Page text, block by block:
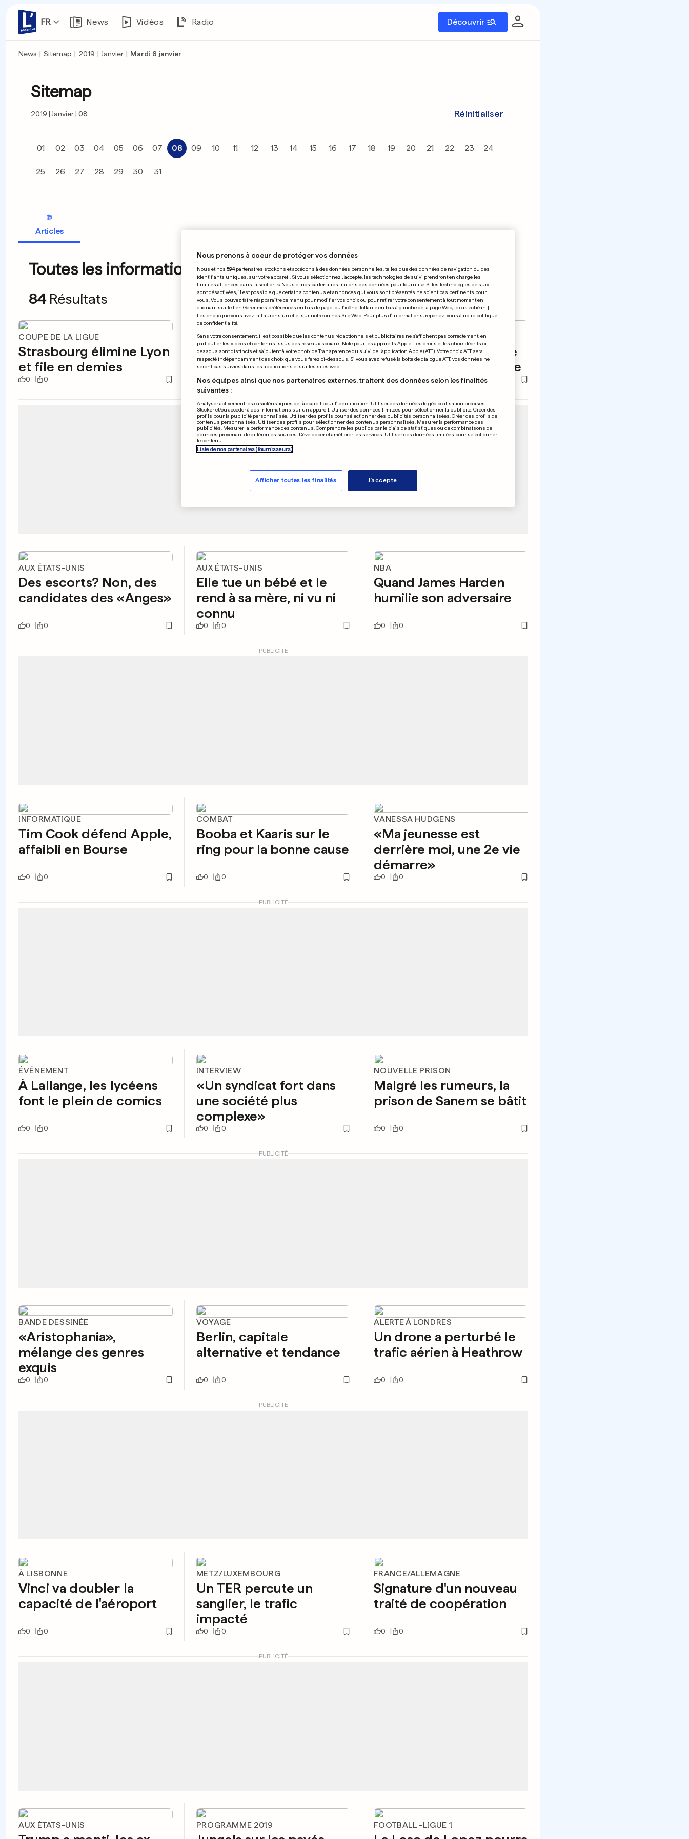
FR News Vidéos Radio Découvrir
News | Sitemap | 2019 | Janvier | Mardi 8 janvier
Sitemap
2019 Janvier 08 Réinitialiser
01 02 03 04 05 06 07 08 09 10 11 12 13 14 15 16 17 18 19 20 21 22 23 24
25 26 27 28 29 30 31
Articles
Toutes les informations du 08.01.2019
84 Résultats
COUPE DE LA LIGUE
Strasbourg élimine Lyon
et file en demies
0 0
FA CUP
Tottenham prend une
option pour la finale
0 0
TROPHÉE
Salah joueur africain de
l'année, Mané deuxième
0 0
AUX ÉTATS-UNIS
Des escorts? Non, des
candidates des «Anges»
0 0
AUX ÉTATS-UNIS
Elle tue un bébé et le
rend à sa mère, ni vu ni
connu
0 0
NBA
Quand James Harden
humilie son adversaire
0 0
PUBLICITÉ
INFORMATIQUE
Tim Cook défend Apple,
affaibli en Bourse
0 0
COMBAT
Booba et Kaaris sur le
ring pour la bonne cause
0 0
VANESSA HUDGENS
«Ma jeunesse est
derrière moi, une 2e vie
démarre»
0 0
PUBLICITÉ
ÉVÉNEMENT
À Lallange, les lycéens
font le plein de comics
0 0
INTERVIEW
«Un syndicat fort dans
une société plus
complexe»
0 0
NOUVELLE PRISON
Malgré les rumeurs, la
prison de Sanem se bâtit
0 0
PUBLICITÉ
BANDE DESSINÉE
«Aristophania»,
mélange des genres
exquis
0 0
VOYAGE
Berlin, capitale
alternative et tendance
0 0
ALERTE À LONDRES
Un drone a perturbé le
trafic aérien à Heathrow
0 0
PUBLICITÉ
À LISBONNE
Vinci va doubler la
capacité de l'aéroport
0 0
METZ/LUXEMBOURG
Un TER percute un
sanglier, le trafic
impacté
0 0
FRANCE/ALLEMAGNE
Signature d'un nouveau
traité de coopération
0 0
PUBLICITÉ
AUX ÉTATS-UNIS PROGRAMME 2019 FOOTBALL -LIGUE 1
Nous prenons à coeur de protéger vos données
Nous et nos 594partenaires stockons et accédons à des données personnelles, telles que des données de navigation ou des
identifiants uniques, sur votre appareil. Si vous sélectionnez J'accepte, les technologies de suivi prendront en charge les
finalités affichées dans la section « Nous et nos partenaires traitons des données pour fournir ». Si les technologies de suivi
sont désactivées, il est possible que certains contenus et annonces qui vous sont présentés ne soient pas pertinents pour
vous. Vous pouvez faire réapparaître ce menu pour modifier vos choix ou pour retirer votre consentement à tout moment en
cliquant sur le lien Gérer mes préférences en bas de page [ou l'icône flottante en bas à gauche de la page Web, le cas échéant].
Les choix que vous avez fait aurons un effet sur notre ou nos Site Web. Pour plus d’informations, reportez-vous à notre politique
de confidentialité.
Sans votre consentement, il est possible que les contenus rédactionnels et publicitaires ne s'affichent pas correctement, en
particulier les vidéos et contenus issus des réseaux sociaux. Note pour les appareils Apple: Les droits et les choix décrits ci-
dessous sont distincts et s'ajoutent à votre choix de Transparence du suivi de l'application Apple (ATT). Votre choix ATT sera
respecté indépendamment des choix que vous ferez ci-dessous. Si vous avez refusé la boîte de dialogue ATT, vos données ne
seront pas suivies dans les applications et sur les sites web.
Nos équipes ainsi que nos partenaires externes, traitent des données selon les finalités
suivantes :
Analyser activement les caractéristiques de l’appareil pour l’identification. Utiliser des données de géolocalisation précises.
Stocker et/ou accéder à des informations sur un appareil. Utiliser des données limitées pour sélectionner la publicité. Créer des
profils pour la publicité personnalisée. Utiliser des profils pour sélectionner des publicités personnalisées. Créer des profils de
contenus personnalisés. Utiliser des profils pour sélectionner des contenus personnalisés. Mesurer la performance des
publicités. Mesurer la performance des contenus. Comprendre les publics par le biais de statistiques ou de combinaisons de
données provenant de différentes sources. Développer et améliorer les services. Utiliser des données limitées pour sélectionner
le contenu.
Liste de nos partenaires (fournisseurs)
Afficher toutes les finalités J'accepte